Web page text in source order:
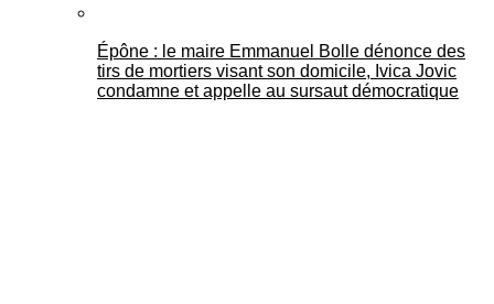
Épône : le maire Emmanuel Bolle dénonce des
tirs de mortiers visant son domicile, Ivica Jovic
condamne et appelle au sursaut démocratique